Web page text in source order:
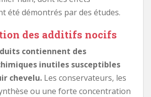
été démontrés par des études.
des additifs nocifs
contiennent des
inutiles susceptibles
chevelu. Les conservateurs, les
ou une forte concentration